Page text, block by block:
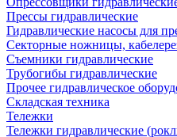
Прессы гидравлические
Гидравлические насосы для
Секторные ножницы,
Съемники гидравлические
Трубогибы гидравлические
Прочее гидравлическое
Складская техника
Тележки
Тележки гидравлические